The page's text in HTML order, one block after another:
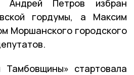
Андрей Петров избран
гордумы, а Максим
Моршанского городского
Тамбовщины» стартовала